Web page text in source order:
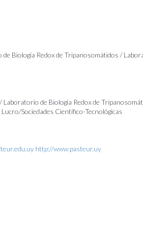
Biología Redox de Tripanosomátidos /
de Biología Redox de
Sociedades Científico-Tecnológicas
http://www.pasteur.uy